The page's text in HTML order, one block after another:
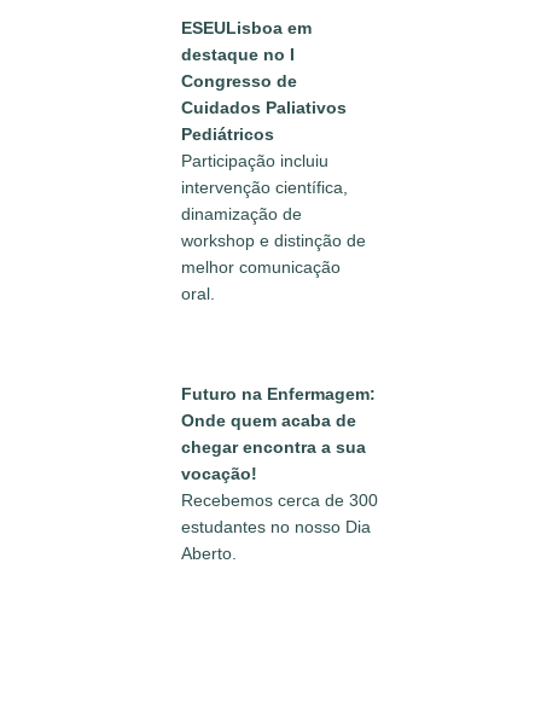
ESEULisboa em
destaque no I
Congresso de
Cuidados Paliativos
Pediátricos
Participação incluiu
intervenção científica,
dinamização de
workshop e distinção de
melhor comunicação
oral.
Futuro na Enfermagem:
Onde quem acaba de
chegar encontra a sua
vocação!
Recebemos cerca de 300
estudantes no nosso Dia
Aberto.